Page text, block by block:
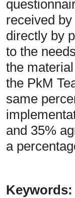
received
directly by
to the
the
the PkM
same
and 35%
a
Keywords: